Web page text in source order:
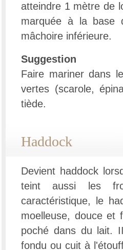
atteindre 1 mètre de
marquée à la base
mâchoire inférieure.
Suggestion
Faire mariner dans
vertes (scarole,
tiède.
Haddock
Devient haddock
teint aussi les
caractéristique, le
moelleuse, douce et
poché dans du lait.
fondu ou cuit à